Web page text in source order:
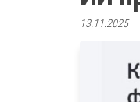
13.11.2025